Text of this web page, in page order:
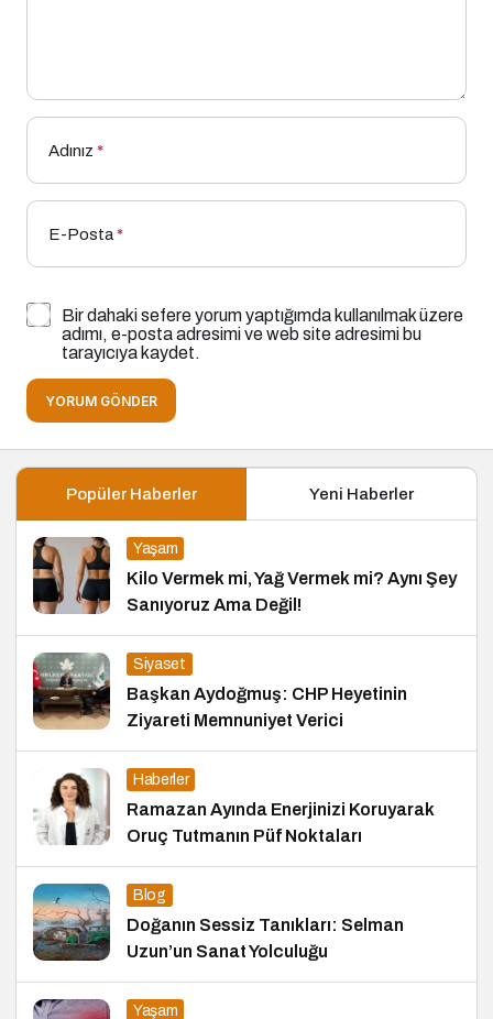
Adınız *
E-Posta*
Bir dahaki sefere yorum yaptığımda kullanılmak üzere
adımı, e-posta adresimi ve web site adresimi bu
tarayıcıya kaydet.
YORUM GÖNDER
Popüler Haberler Yeni Haberler
Yaşam
Kilo Vermek mi, Yağ Vermek mi? Aynı Şey
Sanıyoruz Ama Değil!
Siyaset
Başkan Aydoğmuş: CHP Heyetinin
Ziyareti Memnuniyet Verici
Haberler
Ramazan Ayında Enerjinizi Koruyarak
Oruç Tutmanın Püf Noktaları
Blog
Doğanın Sessiz Tanıkları: Selman
Uzun’un Sanat Yolculuğu
Yaşam